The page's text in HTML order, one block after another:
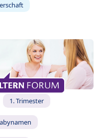
1. Trimester